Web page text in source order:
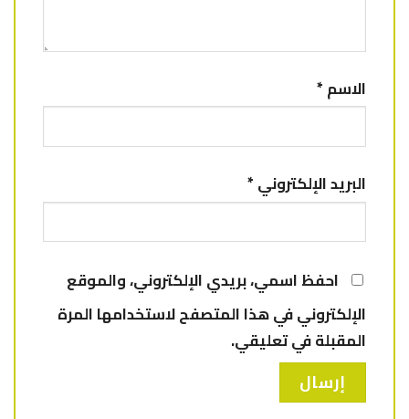
الاسم*
البريد الإلكتروني*
احفظ اسمي، بريدي الإلكتروني، والموقع
الإلكتروني في هذا المتصفح لاستخدامها المرة
المقبلة في تعليقي.